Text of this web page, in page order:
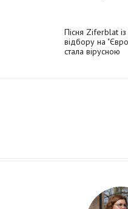
Пісня Ziferblat із
відбору на
стала вірусною